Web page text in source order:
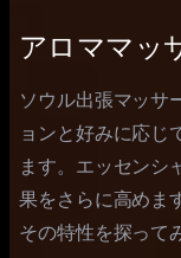
アロママッ
ソウル出張マッサ
ョンと好みに応じ
ます。エッセンシ
果をさらに高めま
その特性を探って